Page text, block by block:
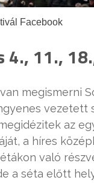
Facebook
11.,
megismerni
vezetett
az
a híres
való
a séta előtt